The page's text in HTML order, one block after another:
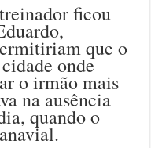
ficou
que o
onde
o irmão mais
na ausência
quando o